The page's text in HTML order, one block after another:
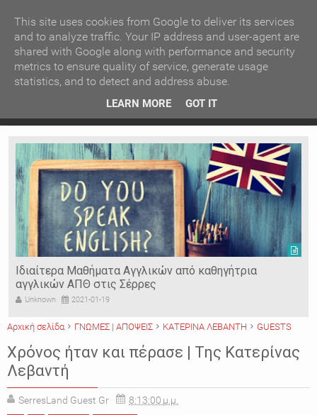
Ιερόσυλοι έκλεψαν τάματα από Ιερό Ναό στις Σέρρες
Ιδιαίτερα Μαθήματα Αγγλικών από καθηγήτρια
αγγλικών ΑΠΘ στις Σέρρες
Unknown 2021-01-19
Αρχική σελίδα ΓΝΩΜΕΣ | ΑΠΟΨΕΙΣ ΚΑΤΕΡΙΝΑ ΛΕΒΑΝΤΗ GUESTS
Χρόνος ήταν και πέρασε | Της Κατερίνας
Λεβαντή
SerresLand Guest Gr
8:13:00 μ.μ.
ΚΕΝΤΡΙΚΗ ΑΝΑ ΚΑΤΗΓΟΡΙΑ
ΕΙΔΗΣΕΙΣ ΑΝΑ ΠΕΡΙΟΧΗ
ΠΡΟΣΦΑΤΑ ΝΕΑ
Ν. ΣΕΡΡΩΝ Η ΓΗ ΜΑΣ
ΤΥΧΑΙΕΣ ΑΝΑΡΤΗΣΕΙΣ/ΑΡΘΡΑ
Serres Racing Circuit
Panserraikos FC
Ikaroi B.C.
This site uses cookies from Google to deliver its services
and to analyze traffic. Your IP address and user-agent are
shared with Google along with performance and security
metrics to ensure quality of service, generate usage
statistics, and to detect and address abuse.
LEARN MORE GOT IT